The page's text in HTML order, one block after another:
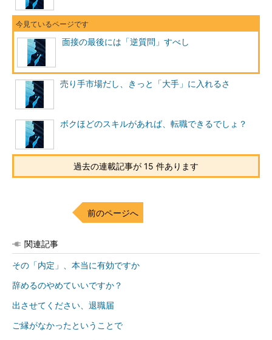
面接の最後には「逆質問」すべし
売り手市場だし、きっと「大手」に入れるさ
ボクほどのスキルがあれば、転職できるでしょ？
過去の連載記事が 15 件あります
前のページへ
関連記事
その「内定」、本当に有効ですか
辞めるのやめていいですか？
出させてください、退職届
ご縁がなかったということで